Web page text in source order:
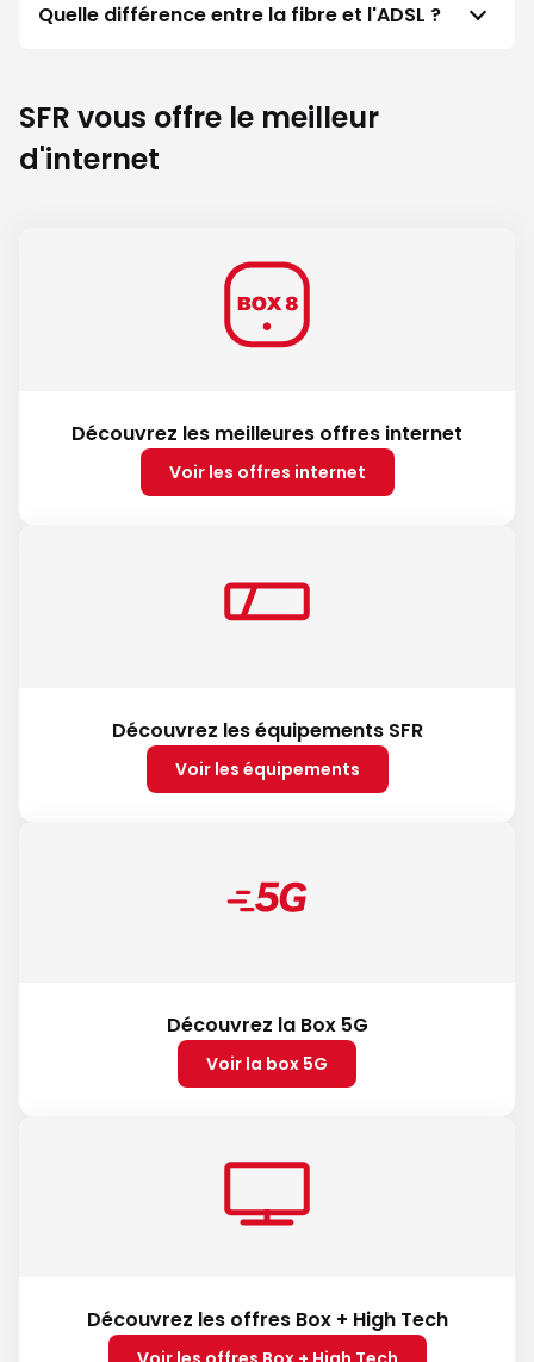
Quelle différence entre la fibre et l'ADSL ?
SFR vous offre le meilleur
d'internet
Découvrez les meilleures offres internet
Voir les offres internet
Découvrez les équipements SFR
Voir les équipements
Découvrez la Box 5G
Voir la box 5G
Découvrez les offres Box + High Tech